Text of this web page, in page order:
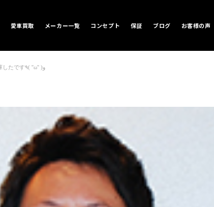
愛車買取 メーカー一覧 コンセプト 保証 ブログ お客様の声
996カレラ4の後期マニュアルが入庫したです٩( ''ω'' )و